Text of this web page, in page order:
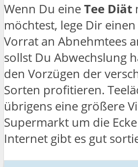
Wenn Du eineTee Diät
möchtest, lege Dir
Vorrat an Abnehmtees
sollst Du Abwechslung
den Vorzügen der
Sorten profitieren.
übrigens eine größere
Supermarkt um die
Internet gibt es gut